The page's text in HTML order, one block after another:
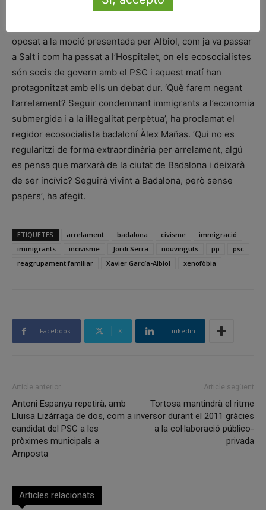
oposat a la moció presentada per Albiol, com ja va passar
a Salt i com ha passat a l’Hospitalet, on els ecosocialistes
són socis de govern amb el PSC i aquest matí han
protagonitzat amb ells un debat dur. ‘Què farem negant
l’arrelament? Seguir condemnant immigrants a l’economia
submergida i a la il·legalitat perpètua’, ha proclamat el
regidor ecosocialista badaloní Àlex Mañas. ‘Qui no es
regularitzi de forma extraordinària per arrelament, algú
es pensa que marxarà de la ciutat de Badalona i deixarà
de ser incívic? Seguirà vivint a Badalona, però sense
papers’, ha afegit.
ETIQUETES arrelament badalona civisme
immigració
immigrants
incivisme Jordi Serra nouvinguts pp
psc
reagrupament familiar
Xavier García-Albiol xenofòbia
Facebook X Linkedin
Article anterior
Antoni Espanya repetirà, amb
Lluïsa Lizárraga de dos, com a
candidat del PSC a les
pròximes municipals a
Amposta
Article següent
Tortosa mantindrà el ritme
inversor durant el 2011 gràcies
a la col·laboració público-
privada
Articles relacionats